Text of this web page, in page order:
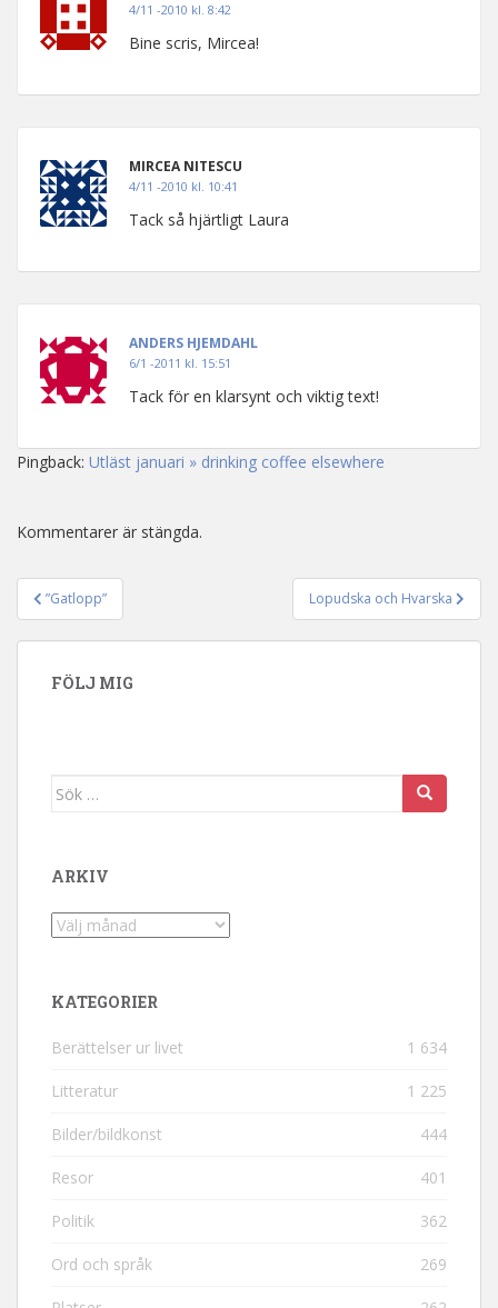
4/11 -2010 kl. 8:42
Bine scris, Mircea!
MIRCEA NITESCU
4/11 -2010 kl. 10:41
Tack så hjärtligt Laura
ANDERS HJEMDAHL
6/1 -2011 kl. 15:51
Tack för en klarsynt och viktig text!
Pingback: Utläst januari » drinking coffee elsewhere
Kommentarer är stängda.
Inläggsnavigering
”Gatlopp” Lopudska och Hvarska
FÖLJ MIG
Sök efter:
ARKIV
Arkiv
KATEGORIER
Berättelser ur livet 1 634
Litteratur 1 225
Bilder/bildkonst 444
Resor 401
Politik 362
Ord och språk 269